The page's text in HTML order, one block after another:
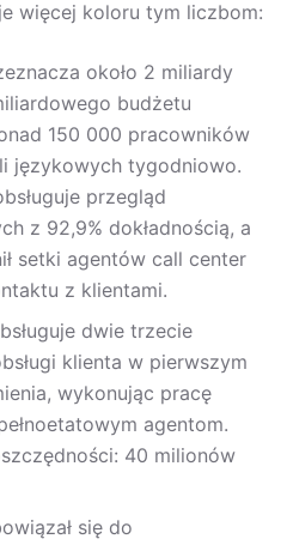
więcej koloru tym liczbom:
około 2 miliardy
budżetu
150 000 pracowników
językowych tygodniowo.
przegląd
z 92,9% dokładnością, a
setki agentów call center
z klientami.
dwie trzecie
klienta w pierwszym
wykonując pracę
agentom.
40 milionów
się do